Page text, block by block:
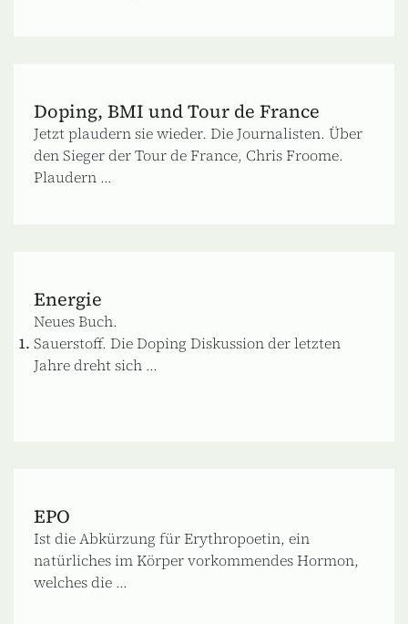
Doping, BMI und Tour de France
Jetzt plaudern sie wieder. Die Journalisten. Über
den Sieger der Tour de France, Chris Froome.
Plaudern ...
Energie
Neues Buch.
Sauerstoff. Die Doping Diskussion der letzten
Jahre dreht sich ...
EPO
Ist die Abkürzung für Erythropoetin, ein
natürliches im Körper vorkommendes Hormon,
welches die ...